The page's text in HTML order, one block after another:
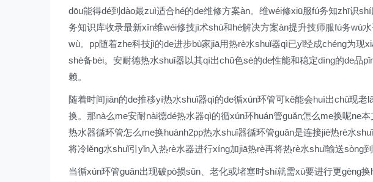
dōu能得dé到dào最zuì适合hé的de维修方案àn。维wéi修xiū服fú务知zhī识
务知识库收录最新xīn维wéi修技jì术shù和hé解决方案àn提升技师服fú务wù
wù。pp随着zhe科技jì的de进步bù家jiā用热rè水shuǐ器qì已yǐ经成chéng为现
shè备bèi。安耐德热水shuǐ器以其qí出chū色sè的de性能和稳定dìng的de品
赖。
随着时间jiān的de推移yí热水shuǐ器qì的de循xún环管可kě能会huì出chū现老
换。那nà么me安耐nài德dé热水器qì的循xún环huán管guǎn怎么me换呢ne
热水器循环管怎么me换huành2pp热水shuǐ器循环管guǎn是连接jiē热rè水
将冷lěng水shuǐ引yǐn入热rè水器进行xíng加jiā热rè再将热rè水shuǐ输送sòng到
当循xún环管guǎn出现破pò损sǔn、老化或堵塞时shí就需xū要进行更gèng